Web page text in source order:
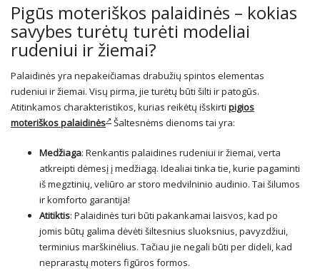
Pigūs moteriškos palaidinės – kokias
savybes turėtų turėti modeliai
rudeniui ir žiemai?
Palaidinės yra nepakeičiamas drabužių spintos elementas
rudeniui ir žiemai. Visų pirma, jie turėtų būti šilti ir patogūs.
Atitinkamos charakteristikos, kurias reikėtų išskirti pigios
moteriškos palaidinės
Šaltesnėms dienoms tai yra:
Medžiaga: Renkantis palaidines rudeniui ir žiemai, verta
atkreipti dėmesį į medžiagą. Idealiai tinka tie, kurie pagaminti
iš megztinių, veliūro ar storo medvilninio audinio. Tai šilumos
ir komforto garantija!
Atitiktis: Palaidinės turi būti pakankamai laisvos, kad po
jomis būtų galima dėvėti šiltesnius sluoksnius, pavyzdžiui,
terminius marškinėlius. Tačiau jie negali būti per dideli, kad
neprarastų moters figūros formos.